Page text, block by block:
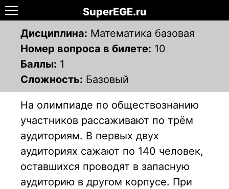
SuperEGE.ru
Дисциплина: Математика базовая
Номер вопроса в билете: 10
Баллы: 1
Сложность: Базовый
На олимпиаде по обществознанию
участников рассаживают по трём
аудиториям. В первых двух
аудиториях сажают по 140 человек,
оставшихся проводят в запасную
аудиторию в другом корпусе. При